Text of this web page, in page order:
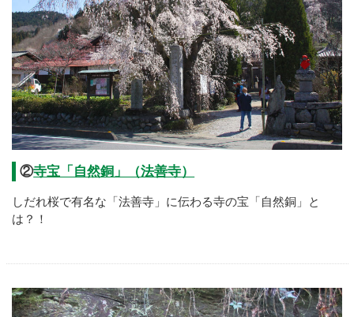
②寺宝「自然銅」（法善寺）
しだれ桜で有名な「法善寺」に伝わる寺の宝「自然銅」と
は？！